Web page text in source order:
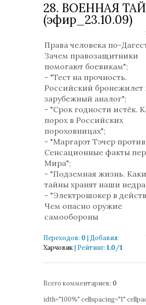
28. ВОЕННАЯ
(эфир_23.10.09)
Права человека по-
Зачем правозащитники
помогают боевикам";
- "Тест на прочность.
Российский бронежилет
зарубежный аналог";
- "Срок годности истёк.
порох в Российских
пороховницах";
- "Маргарэт Тэчер
Сенсационные факты
Мира";
- "Подземная жизнь.
тайны хранят наши
- "Электрошокер в
Чем опасно оружие
самообороны
Переходов: 0 | Добавил:
Харчовик| Рейтинг: 1.0/1
Всего комментариев: 0
idth="100%" cellspacing="1"